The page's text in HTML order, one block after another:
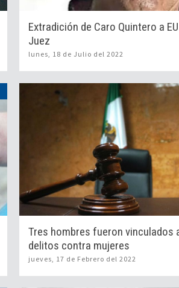
Extradición de Caro Quintero a
Juez
lunes, 18 de Julio del 2022
Tres hombres fueron vinculados
delitos contra mujeres
jueves, 17 de Febrero del 2022